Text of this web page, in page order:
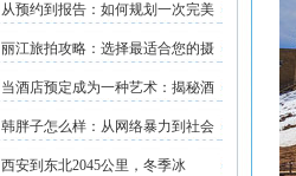
从预约到报告：如何规划一次完美
丽江旅拍攻略：选择最适合您的摄
当酒店预定成为一种艺术：揭秘酒
韩胖子怎么样：从网络暴力到社会
西安到东北2045公里，冬季冰